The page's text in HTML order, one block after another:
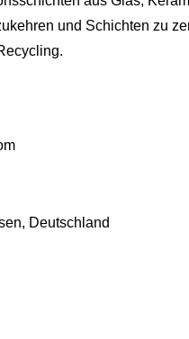
und Schichten zu
Deutschland